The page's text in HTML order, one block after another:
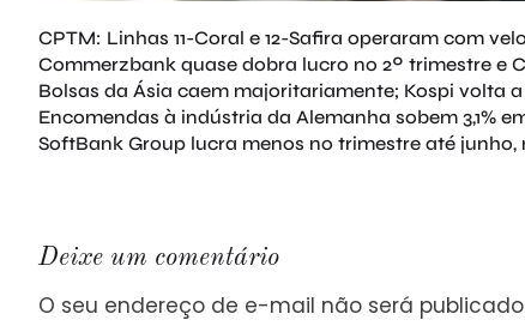
CPTM: Linhas 11-Coral e 12-Safira operaram com
Commerzbank quase dobra lucro no 2º trimestre e
Bolsas da Ásia caem majoritariamente; Kospi volta
Encomendas à indústria da Alemanha sobem 3,1%
SoftBank Group lucra menos no trimestre até junho,
Deixe um comentário
O seu endereço de e-mail não será